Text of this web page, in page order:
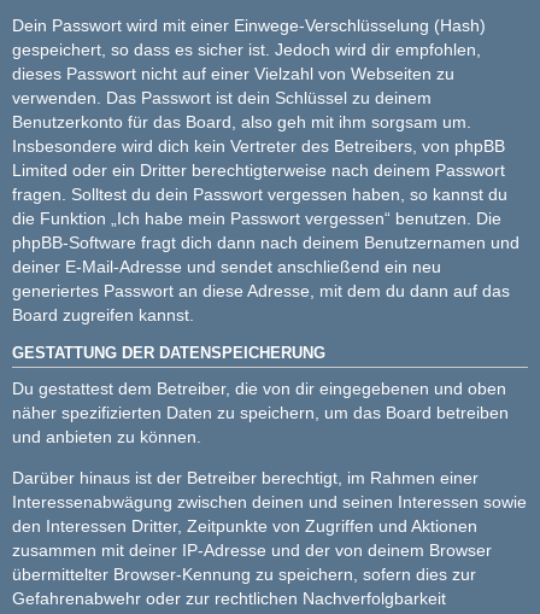
Dein Passwort wird mit einer Einwege-Verschlüsselung (Hash)
gespeichert, so dass es sicher ist. Jedoch wird dir empfohlen,
dieses Passwort nicht auf einer Vielzahl von Webseiten zu
verwenden. Das Passwort ist dein Schlüssel zu deinem
Benutzerkonto für das Board, also geh mit ihm sorgsam um.
Insbesondere wird dich kein Vertreter des Betreibers, von phpBB
Limited oder ein Dritter berechtigterweise nach deinem Passwort
fragen. Solltest du dein Passwort vergessen haben, so kannst du
die Funktion „Ich habe mein Passwort vergessen“ benutzen. Die
phpBB-Software fragt dich dann nach deinem Benutzernamen und
deiner E-Mail-Adresse und sendet anschließend ein neu
generiertes Passwort an diese Adresse, mit dem du dann auf das
Board zugreifen kannst.
GESTATTUNG DER DATENSPEICHERUNG
Du gestattest dem Betreiber, die von dir eingegebenen und oben
näher spezifizierten Daten zu speichern, um das Board betreiben
und anbieten zu können.
Darüber hinaus ist der Betreiber berechtigt, im Rahmen einer
Interessenabwägung zwischen deinen und seinen Interessen sowie
den Interessen Dritter, Zeitpunkte von Zugriffen und Aktionen
zusammen mit deiner IP-Adresse und der von deinem Browser
übermittelter Browser-Kennung zu speichern, sofern dies zur
Gefahrenabwehr oder zur rechtlichen Nachverfolgbarkeit